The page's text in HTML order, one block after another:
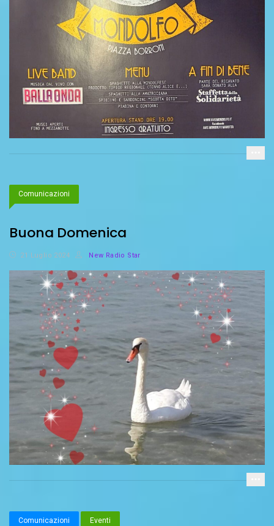
Comunicazioni
Buona Domenica
21 Luglio 2024 New Radio Star
Comunicazioni Eventi